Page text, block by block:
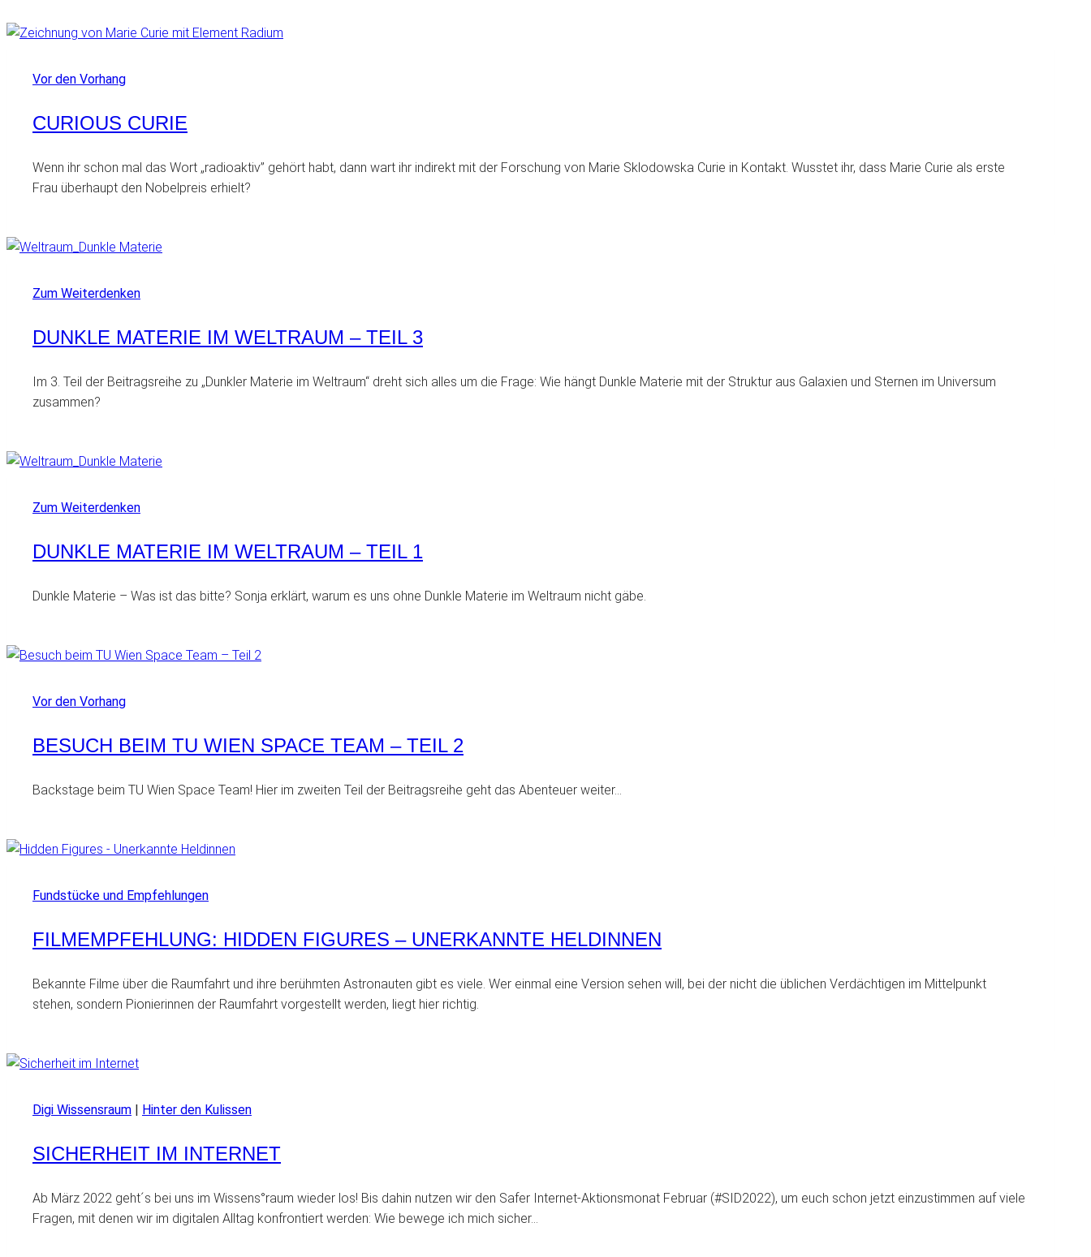
Vor den Vorhang
CURIOUS CURIE
Wenn ihr schon mal das Wort „radioaktiv” gehört habt, dann wart ihr indirekt mit der Forschung von Marie Sklodowska Curie in Kontakt. Wusstet ihr, dass Marie Curie als erste
Frau überhaupt den Nobelpreis erhielt?
Zum Weiterdenken
DUNKLE MATERIE IM WELTRAUM – TEIL 3
Im 3. Teil der Beitragsreihe zu „Dunkler Materie im Weltraum“ dreht sich alles um die Frage: Wie hängt Dunkle Materie mit der Struktur aus Galaxien und Sternen im Universum
zusammen?
Zum Weiterdenken
DUNKLE MATERIE IM WELTRAUM – TEIL 1
Dunkle Materie – Was ist das bitte? Sonja erklärt, warum es uns ohne Dunkle Materie im Weltraum nicht gäbe.
Vor den Vorhang
BESUCH BEIM TU WIEN SPACE TEAM – TEIL 2
Backstage beim TU Wien Space Team! Hier im zweiten Teil der Beitragsreihe geht das Abenteuer weiter…
Fundstücke und Empfehlungen
FILMEMPFEHLUNG: HIDDEN FIGURES – UNERKANNTE HELDINNEN
Bekannte Filme über die Raumfahrt und ihre berühmten Astronauten gibt es viele. Wer einmal eine Version sehen will, bei der nicht die üblichen Verdächtigen im Mittelpunkt
stehen, sondern Pionierinnen der Raumfahrt vorgestellt werden, liegt hier richtig.
Digi Wissensraum | Hinter den Kulissen
SICHERHEIT IM INTERNET
Ab März 2022 geht´s bei uns im Wissens°raum wieder los! Bis dahin nutzen wir den Safer Internet-Aktionsmonat Februar (#SID2022), um euch schon jetzt einzustimmen auf viele
Fragen, mit denen wir im digitalen Alltag konfrontiert werden: Wie bewege ich mich sicher…